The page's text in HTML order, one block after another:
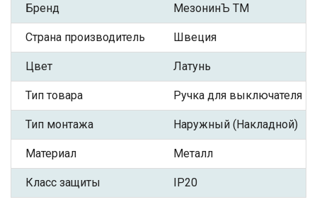
Бренд МезонинЪ ТМ
Страна производитель Швеция
Цвет Латунь
Тип товара Ручка для выключателя
Тип монтажа Наружный (Накладной)
Материал Металл
Класс защиты IP20